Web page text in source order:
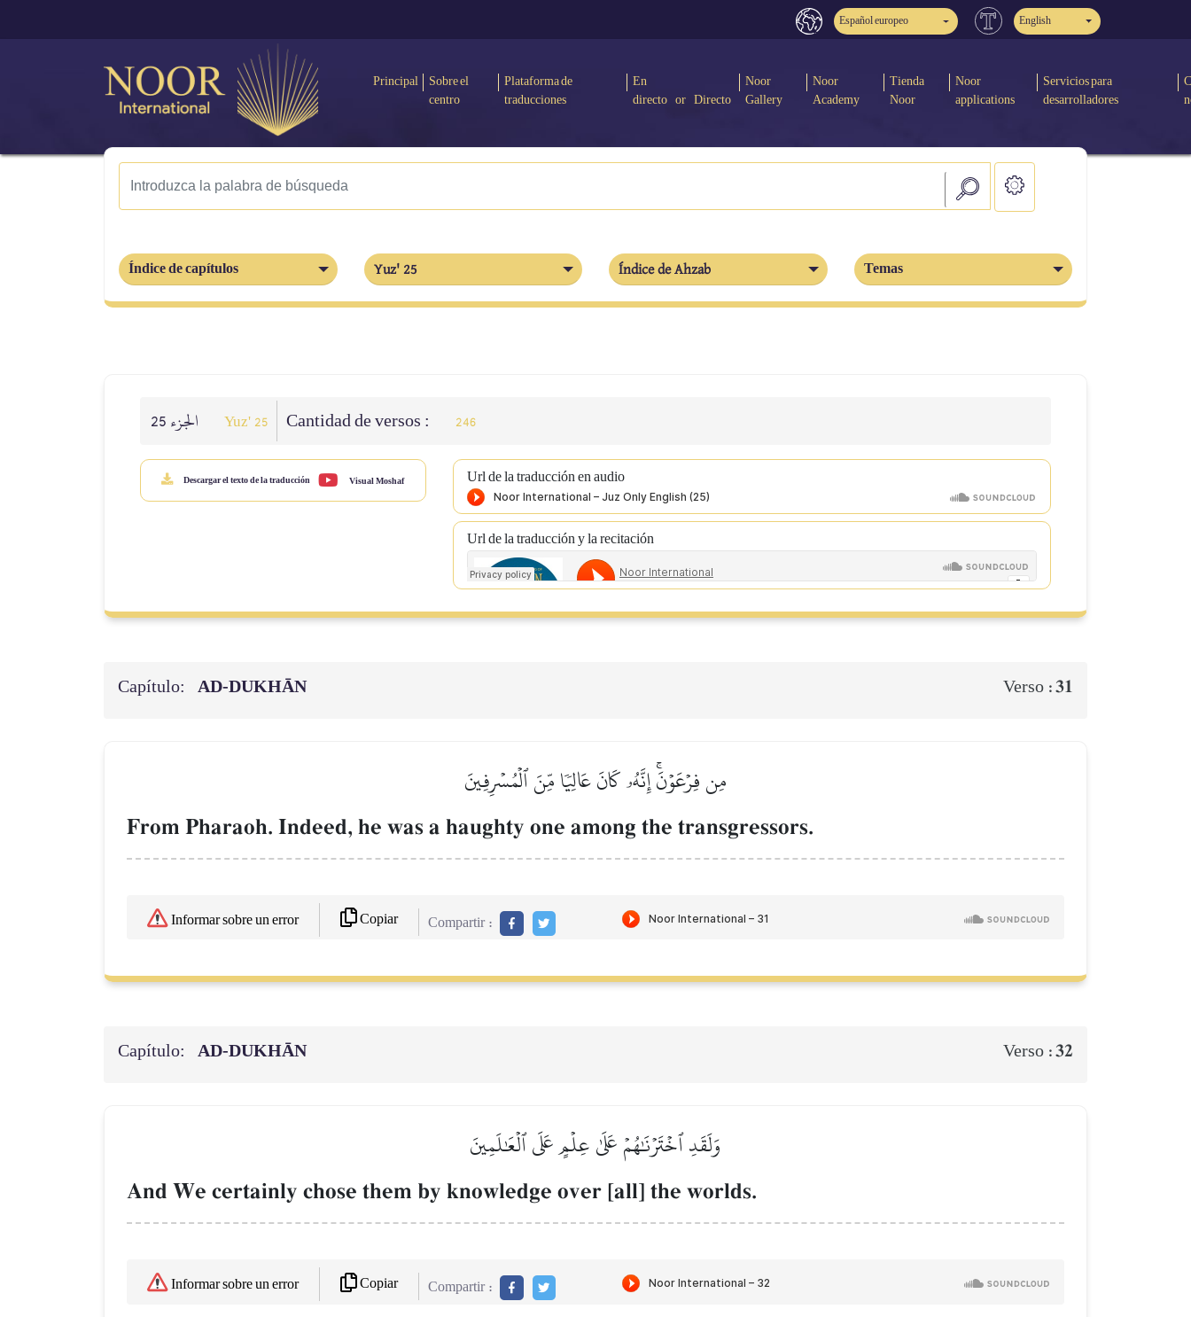
Español europeo English
Principal
Sobre el
centro
Plataforma de
traducciones
En
directo or Directo
Noor
Gallery
Noor
Academy
Tienda
Noor
Noor
applications
Servicios para
desarrolladores
Índice de capítulos Yuz' 25 Índice de Ahzab Temas
الجزء 25 Yuz' 25 Cantidad de versos : 246
Descargar el texto de la traducción Visual Moshaf Url de la traducción en audio
Url de la traducción y la recitación
Capítulo: AD-DUKHĀN Verso :31
مِن فِرۡعَوۡنَۚ إِنَّهُۥ كَانَ عَالِيٗا مِّنَ ٱلۡمُسۡرِفِينَ
From Pharaoh. Indeed, he was a haughty one among the transgressors.
Informar sobre un error Copiar Compartir :
Capítulo: AD-DUKHĀN Verso :32
وَلَقَدِ ٱخۡتَرۡنَٰهُمۡ عَلَىٰ عِلۡمٍ عَلَى ٱلۡعَٰلَمِينَ
And We certainly chose them by knowledge over [all] the worlds.
Informar sobre un error Copiar Compartir :